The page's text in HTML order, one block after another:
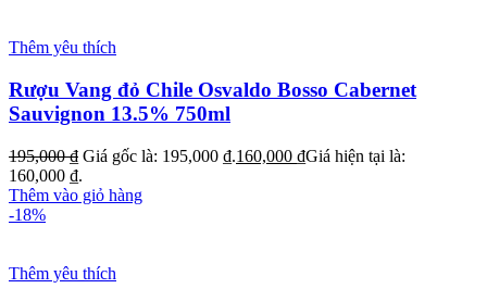
Thêm yêu thích
Rượu Vang đỏ Chile Osvaldo Bosso Cabernet
Sauvignon 13.5% 750ml
195,000₫ Giá gốc là: 195,000 ₫.160,000 ₫Giá hiện tại là:
160,000 ₫.
Thêm vào giỏ hàng
-18%
Thêm yêu thích